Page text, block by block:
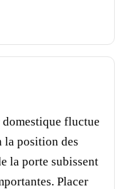
domestique fluctue
la position des
la porte subissent
Placer